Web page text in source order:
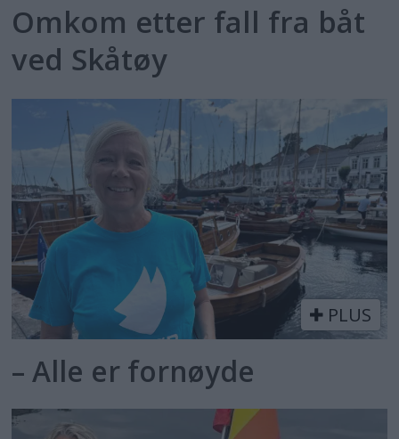
Omkom etter fall fra båt
ved Skåtøy
PLUS
– Alle er fornøyde